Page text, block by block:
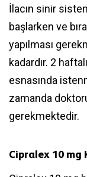
İlacın sinir
başlarken ve
yapılması
kadardır. 2
esnasında
zamanda
gerekmektedir.
Cipralex 10 mg